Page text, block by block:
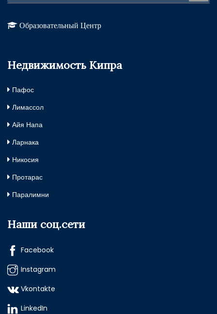
Образовательный Центр
Недвижимость Кипра
Пафос
Лимассол
Айя Напа
Ларнака
Никосия
Протарас
Паралимни
Наши соц.сети
Facebook
Instagram
Vkontakte
LinkedIn